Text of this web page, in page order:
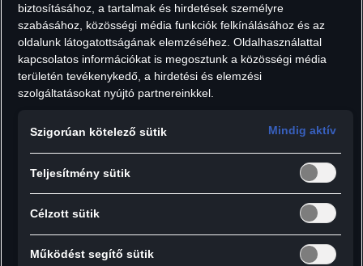
15 190Ft
Áfát tartalmaz, szállítási költségek nélkül.
Méret:
Darab:
Hozzáadás a kosárhoz
A kényelmes, modern stílusú Audi teniszpóló
mindennapokon.
biztosításához, a tartalmak és hirdetések személyre
szabásához, közösségi média funkciók felkínálásához és az
oldalunk látogatottságának elemzéséhez. Oldalhasználattal
kapcsolatos információkat is megosztunk a közösségi média
területén tevékenykedő, a hirdetési és elemzési
szolgáltatásokat nyújtó partnereinkkel.
Szigorúan kötelező sütik Mindig aktív
Teljesítmény sütik
Célzott sütik
Működést segítő sütik